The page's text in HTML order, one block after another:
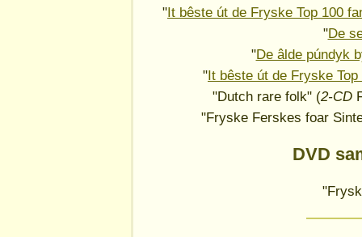
"It bêste út de Fryske Top 100
"De
"De âlde púndyk
"It bêste út de Fryske
"Dutch rare folk" (2-CD
"Fryske Ferskes foar
DVD